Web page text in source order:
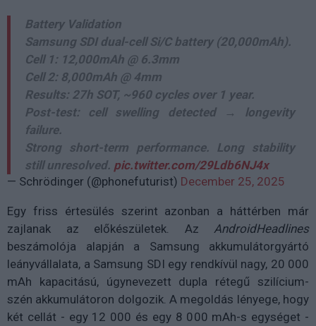
Battery Validation
Samsung SDI dual-cell Si/C battery (20,000mAh).
Cell 1: 12,000mAh @ 6.3mm
Cell 2: 8,000mAh @ 4mm
Results: 27h SOT, ~960 cycles over 1 year.
Post-test: cell swelling detected → longevity
failure.
Strong short-term performance. Long stability
still unresolved. pic.twitter.com/29Ldb6NJ4x
— Schrödinger (@phonefuturist) December 25, 2025
Egy friss értesülés szerint azonban a háttérben már
zajlanak az előkészületek. Az AndroidHeadlines
beszámolója alapján a Samsung akkumulátorgyártó
leányvállalata, a Samsung SDI egy rendkívül nagy, 20 000
mAh kapacitású, úgynevezett dupla rétegű szilícium-
szén akkumulátoron dolgozik. A megoldás lényege, hogy
két cellát - egy 12 000 és egy 8 000 mAh-s egységet -